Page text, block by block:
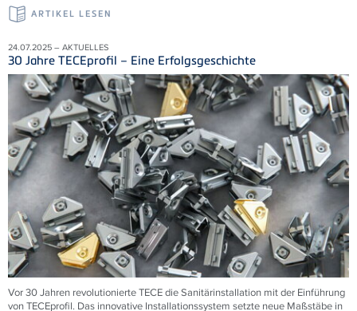
ARTIKEL LESEN
24.07.2025 – AKTUELLES
30 Jahre TECEprofil – Eine Erfolgsgeschichte
Vor 30 Jahren revolutionierte TECE die Sanitärinstallation mit der Einführung
von TECEprofil. Das innovative Installationssystem setzte neue Maßstäbe in